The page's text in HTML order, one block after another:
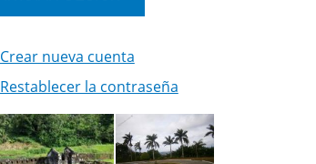
Crear nueva cuenta
Restablecer la contraseña